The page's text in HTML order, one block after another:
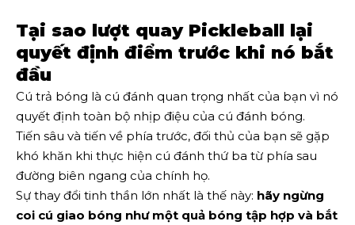
Tại sao lượt quay Pickleball lại
quyết định điểm trước khi nó bắt
đầu
Cú trả bóng là cú đánh quan trọng nhất của bạn vì nó
quyết định toàn bộ nhịp điệu của cú đánh bóng.
Tiến sâu và tiến về phía trước, đối thủ của bạn sẽ gặp
khó khăn khi thực hiện cú đánh thứ ba từ phía sau
đường biên ngang của chính họ.
Sự thay đổi tinh thần lớn nhất là thế này: hãy ngừng
coi cú giao bóng như một quả bóng tập hợp và bắt